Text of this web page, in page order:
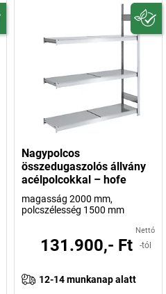
Nagypolcos
összedugaszolós állvány
acélpolcokkal – hofe
magasság 2000 mm,
polcszélesség 1500 mm
Nettó
131.900,- Ft -tól
12-14 munkanap alatt